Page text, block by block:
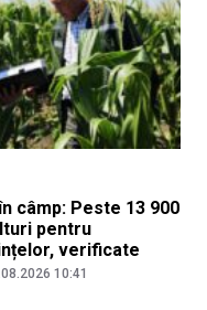
câmp: Peste 13 900
pentru
verificate
10:41